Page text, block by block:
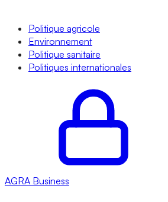
Politique agricole
Environnement
Politique sanitaire
Politiques internationales
AGRA Business